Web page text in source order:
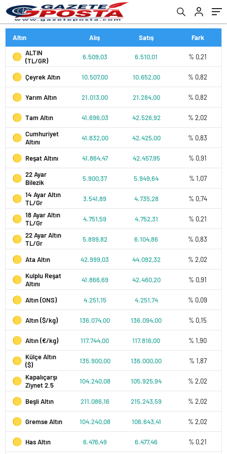
Altın Alış Satış
Fark
ALTIN
(TL/GR)
6.509,03 6.510,01 % 0,21
Çeyrek Altın 10.507,00 10.652,00 % 0,82
Yarım Altın 21.013,00 21.284,00 % 0,82
Tam Altın 41.696,03 42.526,92
% 2,02
Cumhuriyet
Altını
41.832,00 42.425,00 % 0,83
Reşat Altını 41.864,47 42.457,95
% 0,91
22 Ayar
Bilezik
5.900,37 5.949,64
% 1,07
14 Ayar Altın
TL/Gr
3.541,89 4.735,28
% 0,74
18 Ayar Altın
TL/Gr
4.751,59 4.752,31
% 0,21
22 Ayar Altın
TL/Gr
5.899,82 6.104,86 % 0,83
Ata Altın 42.999,03 44.092,32
% 2,02
Kulplu Reşat
Altını
41.866,69 42.460,20 % 0,91
Altın (ONS) 4.251,15 4.251,74 % 0,09
Altın ($/kg) 136.074,00 136.094,00 % 0,15
Altın (€/kg) 117.744,00 117.816,00
% 1,90
Külçe Altın
($)
135.900,00 136.000,00
% 1,87
Kapalıçarşı
Ziynet 2.5
104.240,08 105.925,94 % 2,02
Beşli Altın 211.086,16 215.243,59 % 2,02
Gremse Altın 104.240,08 106.643,41 % 2,02
Has Altın 6.476,49 6.477,46 % 0,21